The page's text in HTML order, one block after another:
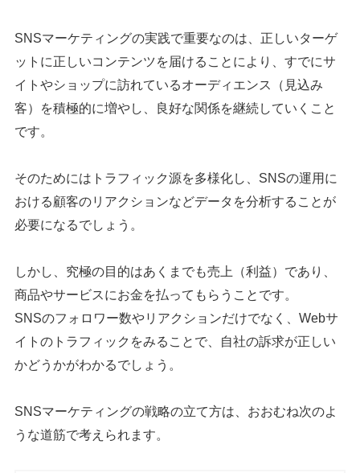
SNSマーケティングの実践で重要なのは、正しいターゲ
ットに正しいコンテンツを届けることにより、すでにサ
イトやショップに訪れているオーディエンス（見込み
客）を積極的に増やし、良好な関係を継続していくこと
です。
そのためにはトラフィック源を多様化し、SNSの運用に
おける顧客のリアクションなどデータを分析することが
必要になるでしょう。
しかし、究極の目的はあくまでも売上（利益）であり、
商品やサービスにお金を払ってもらうことです。
SNSのフォロワー数やリアクションだけでなく、Webサ
イトのトラフィックをみることで、自社の訴求が正しい
かどうかがわかるでしょう。
SNSマーケティングの戦略の立て方は、おおむね次のよ
うな道筋で考えられます。